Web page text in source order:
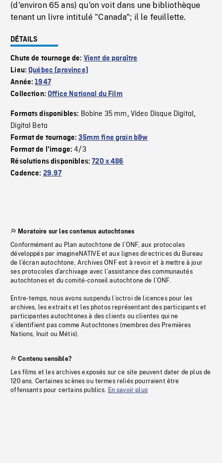
(d'environ 65 ans) qu'on voit dans une bibliothèque
tenant un livre intitulé "Canada"; il le feuillette.
DÉTAILS
Chute de tournage de: Vient de paraître
Lieu:Québec (province)
Année:1947
Collection:Office National du Film
Formats disponibles: Bobine 35 mm, Video Disque Digital,
Digital Beta
Format de tournage:35mm fine grain b&w
Format de l'image:4/3
Résolutions disponibles:720 x 486
Cadence: 29.97
Moratoire sur les contenus autochtones
Conformément au Plan autochtone de l’ONF, aux protocoles
développés par imagineNATIVE et aux lignes directrices du Bureau
de l’écran autochtone, Archives ONF est à revoir et à mettre à jour
ses protocoles d’archivage avec l’assistance des communautés
autochtones et du comité-conseil autochtone de l’ONF.
Entre-temps, nous avons suspendu l’octroi de licences pour les
archives, les extraits et les photos représentant des participants et
participantes autochtones à des clients ou clientes qui ne
s’identifient pas comme Autochtones (membres des Premières
Nations, Inuit ou Métis).
Contenu sensible?
Les films et les archives exposés sur ce site peuvent dater de plus de
120 ans. Certaines scènes ou termes reliés pourraient être
offensants pour certains publics. En savoir plus